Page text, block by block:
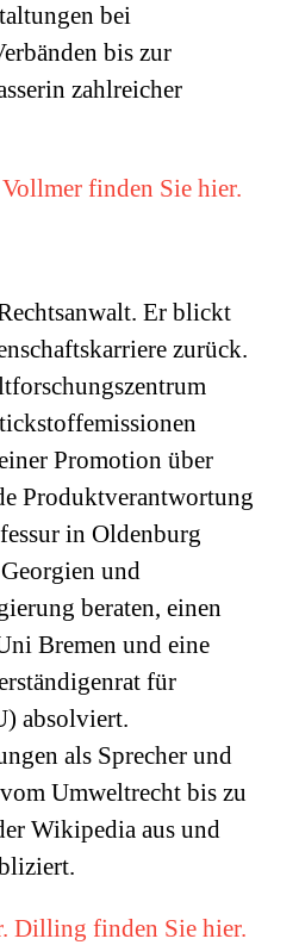
bei
bis zur
zahlreicher
finden Sie hier.
Er blickt
zurück.
Promotion über
Produktverantwortung
in Oldenburg
und
beraten, einen
Bremen und eine
für
) absolviert.
als Sprecher und
Umweltrecht bis zu
Wikipedia aus und
Dilling finden Sie hier.